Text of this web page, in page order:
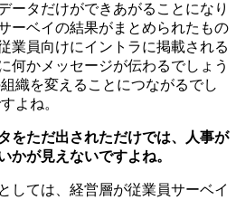
ータだけができあがることになり
ーベイの結果がまとめられたもの
業員向けにイントラに掲載される
何かメッセージが伝わるでしょう
織を変えることにつながるでし
よね。
をただ出されただけでは、人事が
かが見えないですよね。
しては、経営層が従業員サーベイ